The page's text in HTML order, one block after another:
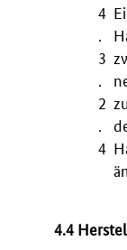
4
.
3
.
2
.
4
4.4